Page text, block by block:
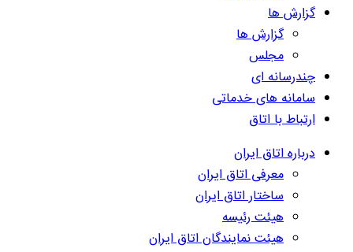
گزارش ها
گزارش ها
مجلس
چندرسانه ای
سامانه های خدماتی
ارتباط با اتاق
درباره اتاق ایران
معرفی اتاق ایران
ساختار اتاق ایران
هیئت رئیسه
هیئت نمایندگان اتاق ایران